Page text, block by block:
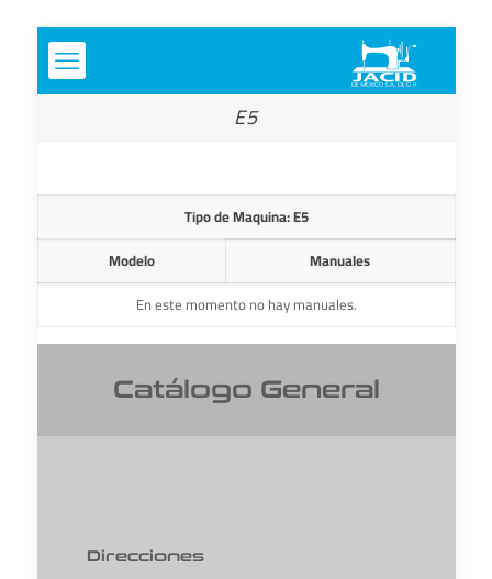
E5
Tipo de Maquina: E5
Modelo
Manuales
En este momento no hay manuales.
Catálogo General
Direcciones